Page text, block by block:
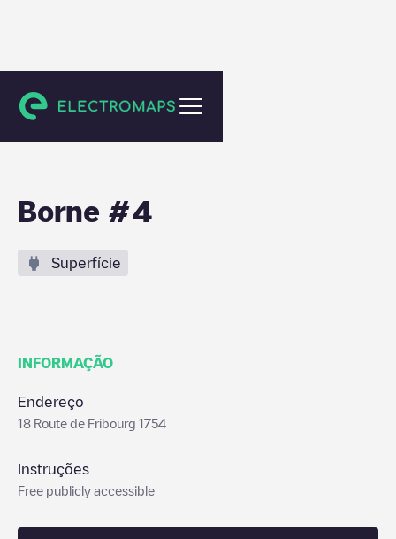
Avry
Borne #4
Superfície
INFORMAÇÃO
Endereço
18 Route de Fribourg 1754
Instruções
Free publicly accessible